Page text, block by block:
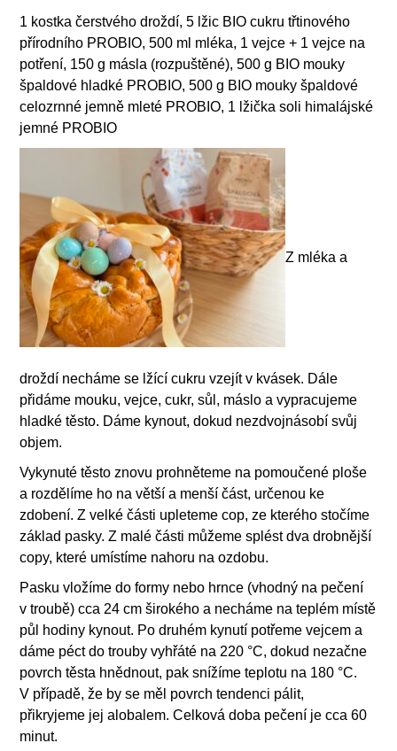
1 kostka čerstvého droždí, 5 lžic BIO cukru třtinového
přírodního PROBIO, 500 ml mléka, 1 vejce + 1 vejce na
potření, 150 g másla (rozpuštěné), 500 g BIO mouky
špaldové hladké PROBIO, 500 g BIO mouky špaldové
celozrnné jemně mleté PROBIO, 1 lžička soli himalájské
jemné PROBIO
Z mléka a
droždí necháme se lžící cukru vzejít v kvásek. Dále
přidáme mouku, vejce, cukr, sůl, máslo a vypracujeme
hladké těsto. Dáme kynout, dokud nezdvojnásobí svůj
objem.
Vykynuté těsto znovu prohněteme na pomoučené ploše
a rozdělíme ho na větší a menší část, určenou ke
zdobení. Z velké části upleteme cop, ze kterého stočíme
základ pasky. Z malé části můžeme splést dva drobnější
copy, které umístíme nahoru na ozdobu.
Pasku vložíme do formy nebo hrnce (vhodný na pečení
v troubě) cca 24 cm širokého a necháme na teplém místě
půl hodiny kynout. Po druhém kynutí potřeme vejcem a
dáme péct do trouby vyhřáté na 220 °C, dokud nezačne
povrch těsta hnědnout, pak snížíme teplotu na 180 °C.
V případě, že by se měl povrch tendenci pálit,
přikryjeme jej alobalem. Celková doba pečení je cca 60
minut.